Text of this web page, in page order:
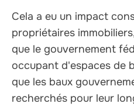
Cela a eu un impact
propriétaires
que le gouvernement
occupant d'espaces de
que les baux
recherchés pour leur